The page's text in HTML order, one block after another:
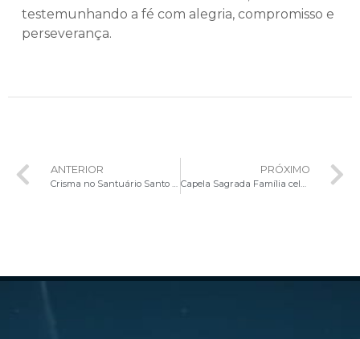
testemunhando a fé com alegria, compromisso e
perseverança.
ANTERIOR
Crisma no Santuário Santo Antônio destaca a ação do Espírito Santo na vida cristã
PRÓXIMO
Capela Sagrada Família celebra Sacramento da Crisma em Ponte Alta